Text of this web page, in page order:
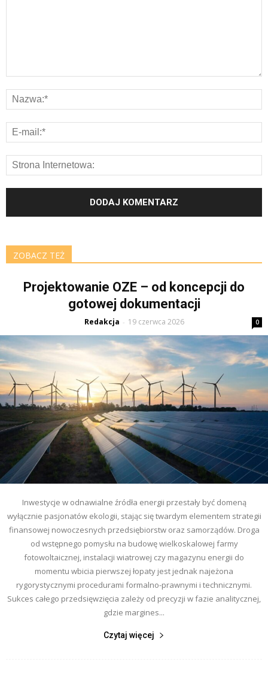
ZOBACZ TEŻ
Projektowanie OZE – od koncepcji do
gotowej dokumentacji
Redakcja - 19 czerwca 2026 0
Inwestycje w odnawialne źródła energii przestały być domeną
wyłącznie pasjonatów ekologii, stając się twardym elementem strategii
finansowej nowoczesnych przedsiębiorstw oraz samorządów. Droga
od wstępnego pomysłu na budowę wielkoskalowej farmy
fotowoltaicznej, instalacji wiatrowej czy magazynu energii do
momentu wbicia pierwszej łopaty jest jednak najeżona
rygorystycznymi procedurami formalno-prawnymi i technicznymi.
Sukces całego przedsięwzięcia zależy od precyzji w fazie analitycznej,
gdzie margines...
Czytaj więcej